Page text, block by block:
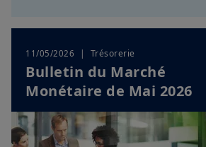
11/05/2026 | Trésorerie
Bulletin du Marché
Monétaire de Mai 2026